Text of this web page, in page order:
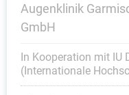
Augenklinik
GmbH
In Kooperation mit IU
(Internationale